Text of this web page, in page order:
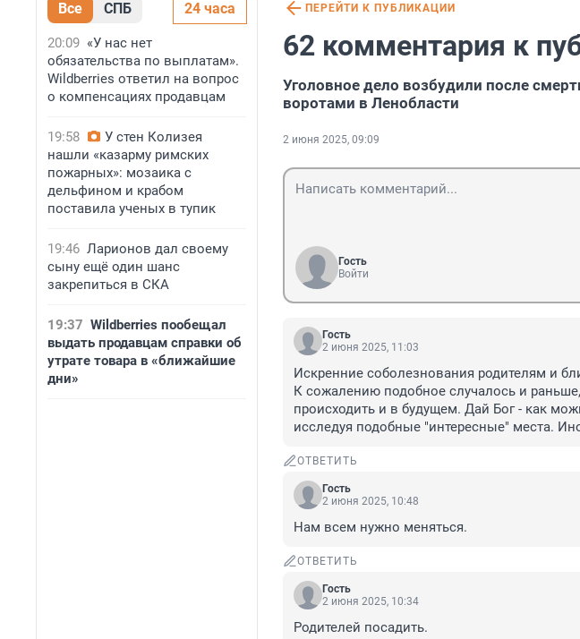
Все СПБ 24 часа
20:09 «У нас нет
обязательства по выплатам».
Wildberries ответил на вопрос
о компенсациях продавцам
19:58
У стен Колизея
нашли «казарму римских
пожарных»: мозаика с
дельфином и крабом
поставила ученых в тупик
19:46 Ларионов дал своему
сыну ещё один шанс
закрепиться в СКА
19:37 Wildberries пообещал
выдать продавцам справки об
утрате товара в «ближайшие
дни»
ПЕРЕЙТИ К ПУБЛИКАЦИИ
62 комментария к
Уголовное дело возбудили после
воротами в Ленобласти
2 июня 2025, 09:09
Гость
Войти
Гость
2 июня 2025, 11:03
Искренние соболезнования родителям и
К сожалению подобное случалось и
происходить и в будущем. Дай Бог - как
исследуя подобные "интересные" места.
ОТВЕТИТЬ
Гость
2 июня 2025, 10:48
Нам всем нужно меняться.
ОТВЕТИТЬ
Гость
2 июня 2025, 10:34
Родителей посадить.